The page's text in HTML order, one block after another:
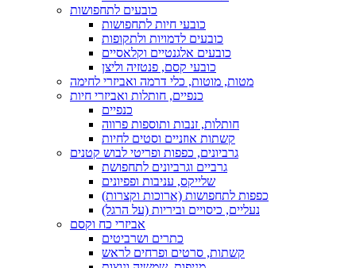
כובעים לתחפושות
כובעי חיות לתחפושות
כובעים לדמויות ולתקופות
כובעים אלגנטיים וקלאסיים
כובעי קסם, פנטזיה וליצן
מטות, מוטות, כלי דרמה ואביזרי לחימה
כנפיים, חותלות ואביזרי חיות
כנפיים
חותלות, זנבות ותוספות פרווה
קשתות אוזניים וסטים לחיות
גרביונים, כפפות ופריטי לבוש קטנים
גרביים וגרביונים לתחפושת
שלייקס, עניבות ופפיונים
כפפות לתחפושות (ארוכות וקצרות)
נעליים, כיסויים וביריות (על הרגל)
אביזרי כח וקסם
כתרים ושרביטים
קשתות, סרטים ופרחים לראש